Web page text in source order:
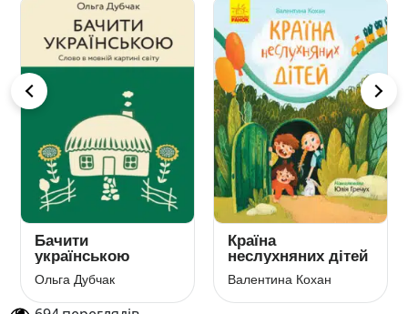
Бачити
українською
Ольга Дубчак
Країна
неслухняних дітей
Валентина Кохан